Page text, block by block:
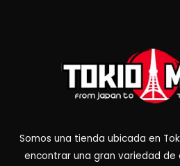
Somos una tienda ubicada en
encontrar una gran variedad